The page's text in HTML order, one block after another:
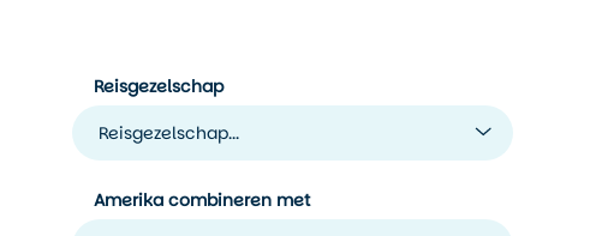
Reisgezelschap
Reisgezelschap...
Amerika combineren met